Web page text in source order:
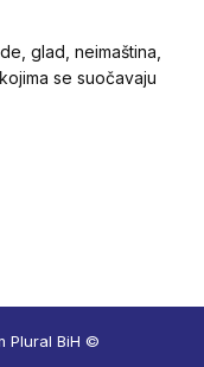
glad, neimaština,
se suočavaju
Plural BiH ©